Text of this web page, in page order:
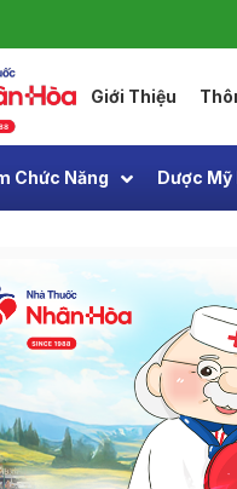
Giới Thiệu
Chức Năng Dược Mỹ